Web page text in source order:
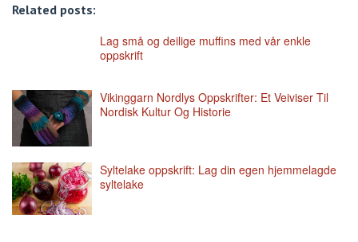
Related posts:
Lag små og deilige muffins med vår enkle
oppskrift
Vikinggarn Nordlys Oppskrifter: Et Veiviser Til
Nordisk Kultur Og Historie
Syltelake oppskrift: Lag din egen hjemmelagde
syltelake